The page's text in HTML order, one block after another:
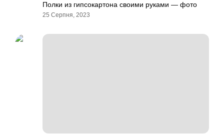
Полки из гипсокартона своими руками — фото
25 Серпня, 2023